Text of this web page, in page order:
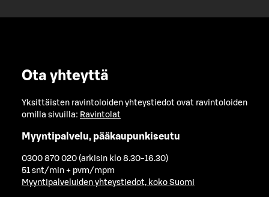
Ota yhteyttä
Yksittäisten ravintoloiden yhteystiedot ovat ravintoloiden
omilla sivuilla: Ravintolat
Myyntipalvelu, pääkaupunkiseutu
0300 870 020 (arkisin klo 8.30-16.30)
51 snt/min + pvm/mpm
Myyntipalveluiden yhteystiedot, koko Suomi